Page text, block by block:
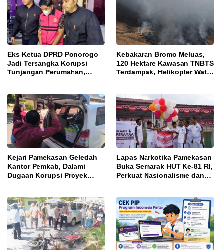
Eks Ketua DPRD Ponorogo
Jadi Tersangka Korupsi
Tunjangan Perumahan,
Kebakaran Bromo Meluas,
120 Hektare Kawasan TNBTS
Terdampak; Helikopter Water
Kejari Pamekasan Geledah
Kantor Pemkab, Dalami
Dugaan Korupsi Proyek
Lapas Narkotika Pamekasan
Buka Semarak HUT Ke-81 RI,
Perkuat Nasionalisme dan